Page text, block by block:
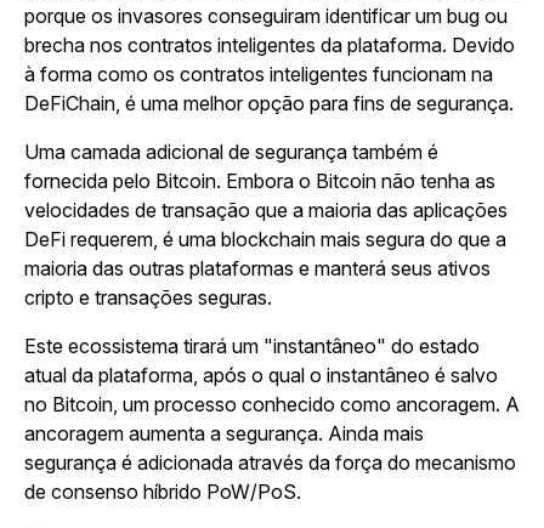
porque os invasores conseguiram identificar um bug ou
brecha nos contratos inteligentes da plataforma. Devido
à forma como os contratos inteligentes funcionam na
DeFiChain, é uma melhor opção para fins de segurança.
Uma camada adicional de segurança também é
fornecida pelo Bitcoin. Embora o Bitcoin não tenha as
velocidades de transação que a maioria das aplicações
DeFi requerem, é uma blockchain mais segura do que a
maioria das outras plataformas e manterá seus ativos
cripto e transações seguras.
Este ecossistema tirará um "instantâneo" do estado
atual da plataforma, após o qual o instantâneo é salvo
no Bitcoin, um processo conhecido como ancoragem. A
ancoragem aumenta a segurança. Ainda mais
segurança é adicionada através da força do mecanismo
de consenso híbrido PoW/PoS.